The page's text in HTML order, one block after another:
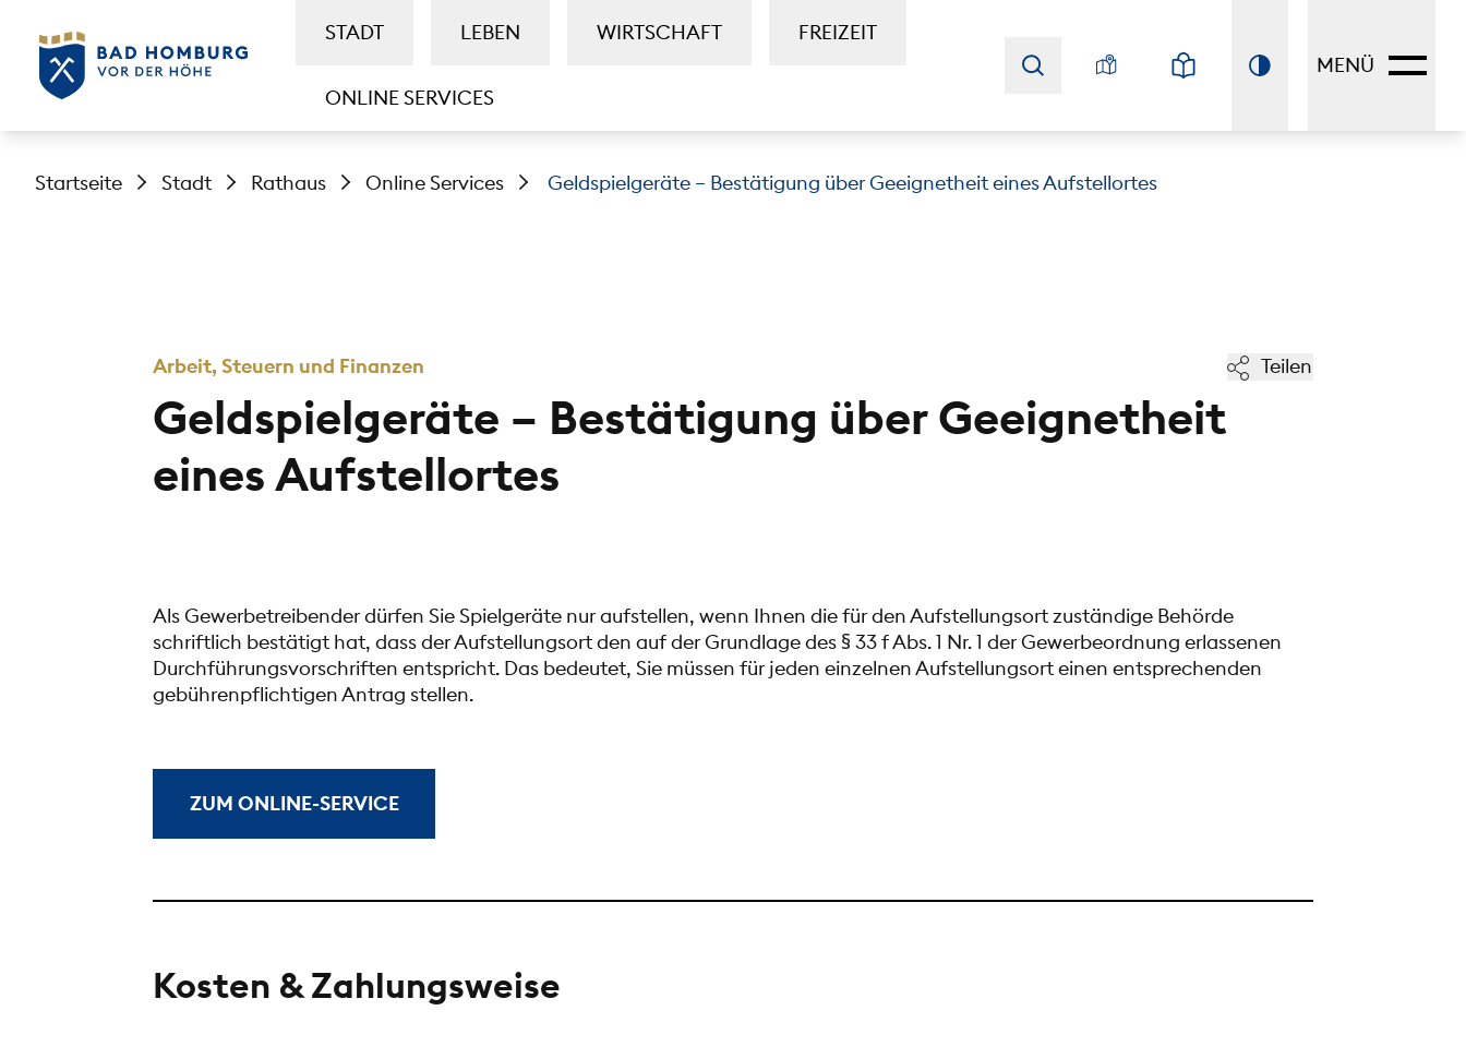
STADT LEBEN WIRTSCHAFT FREIZEIT
ONLINE SERVICES
MENÜ
Startseite Stadt Rathaus Online Services Geldspielgeräte – Bestätigung über Geeignetheit eines Aufstellortes
Arbeit, Steuern und Finanzen
Geldspielgeräte – Bestätigung über Geeignetheit
eines Aufstellortes
Teilen
Als Gewerbetreibender dürfen Sie Spielgeräte nur aufstellen, wenn Ihnen die für den Aufstellungsort zuständige Behörde
schriftlich bestätigt hat, dass der Aufstellungsort den auf der Grundlage des § 33 f Abs. 1 Nr. 1 der Gewerbeordnung erlassenen
Durchführungsvorschriften entspricht. Das bedeutet, Sie müssen für jeden einzelnen Aufstellungsort einen entsprechenden
gebührenpflichtigen Antrag stellen.
ZUM ONLINE-SERVICE
Kosten & Zahlungsweise